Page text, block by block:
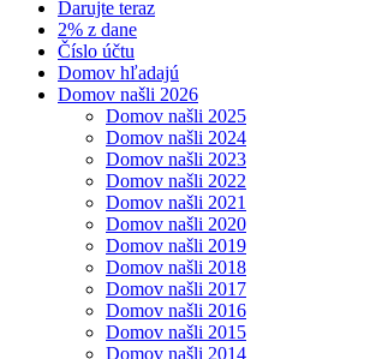
Darujte teraz
2% z dane
Číslo účtu
Domov hľadajú
Domov našli 2026
Domov našli 2025
Domov našli 2024
Domov našli 2023
Domov našli 2022
Domov našli 2021
Domov našli 2020
Domov našli 2019
Domov našli 2018
Domov našli 2017
Domov našli 2016
Domov našli 2015
Domov našli 2014